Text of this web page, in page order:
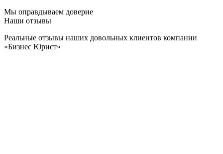
Мы оправдываем доверие
Наши отзывы
Реальные отзывы наших довольных клиентов компании
«Бизнес Юрист»